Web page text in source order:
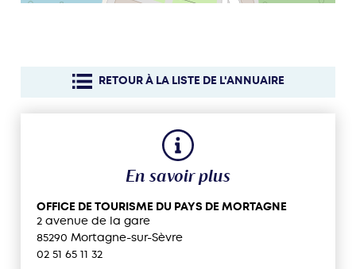
RETOUR À LA LISTE DE L'ANNUAIRE
En savoir plus
OFFICE DE TOURISME DU PAYS DE MORTAGNE
2 avenue de la gare
85290 Mortagne-sur-Sèvre
02 51 65 11 32